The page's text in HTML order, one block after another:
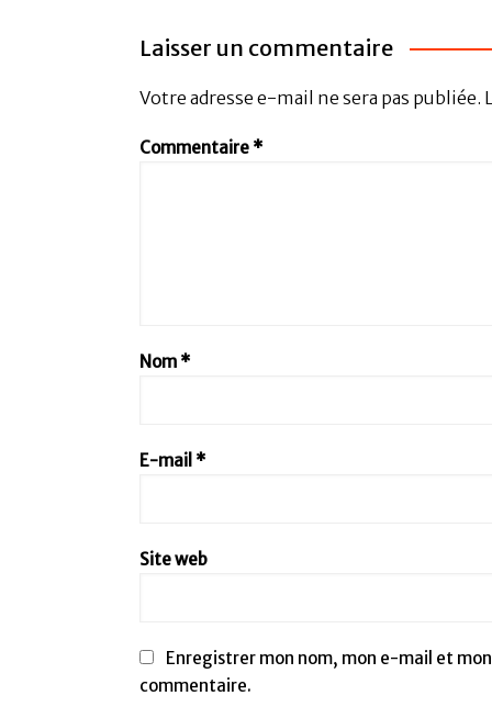
Laisser un commentaire
Votre adresse e-mail ne sera pas publiée.
Commentaire *
Nom *
E-mail *
Site web
Enregistrer mon nom, mon e-mail et
commentaire.